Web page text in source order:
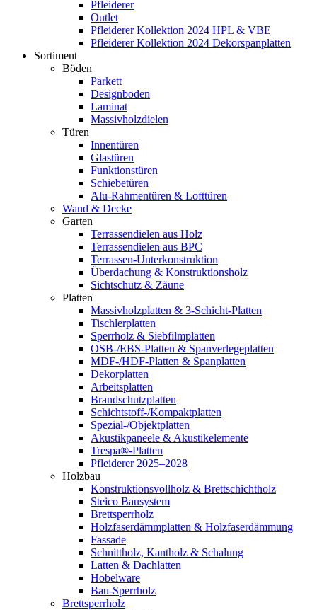
Pfleiderer
Outlet
Pfleiderer Kollektion 2024 HPL & VBE
Pfleiderer Kollektion 2024 Dekorspanplatten
Sortiment
Böden
Parkett
Designboden
Laminat
Massivholzdielen
Türen
Innentüren
Glastüren
Funktionstüren
Schiebetüren
Alu-Rahmentüren & Lofttüren
Wand & Decke
Garten
Terrassendielen aus Holz
Terrassendielen aus BPC
Terrassen-Unterkonstruktion
Überdachung & Konstruktionsholz
Sichtschutz & Zäune
Platten
Massivholzplatten & 3-Schicht-Platten
Tischlerplatten
Sperrholz & Siebfilmplatten
OSB-/EBS-Platten & Spanverlegeplatten
MDF-/HDF-Platten & Spanplatten
Dekorplatten
Arbeitsplatten
Brandschutzplatten
Schichtstoff-/Kompaktplatten
Spezial-/Objektplatten
Akustikpaneele & Akustikelemente
Trespa®-Platten
Pfleiderer 2025–2028
Holzbau
Konstruktionsvollholz & Brettschichtholz
Steico Bausystem
Brettsperrholz
Holzfaserdämmplatten & Holzfaserdämmung
Fassade
Schnittholz, Kantholz & Schalung
Latten & Dachlatten
Hobelware
Bau-Sperrholz
Brettsperrholz